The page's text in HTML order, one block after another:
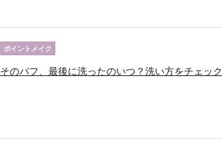
ポイントメイク
そのパフ、最後に洗ったのいつ？洗い方をチェック